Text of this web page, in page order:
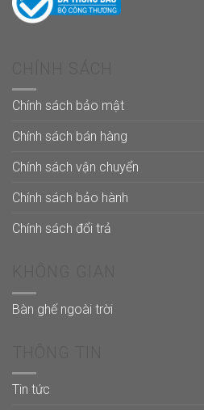
Chính sách bảo mật
Chính sách bán hàng
Chính sách vận chuyển
Chính sách bảo hành
Chính sách đổi trả
Bàn ghế ngoài trời
Tin tức